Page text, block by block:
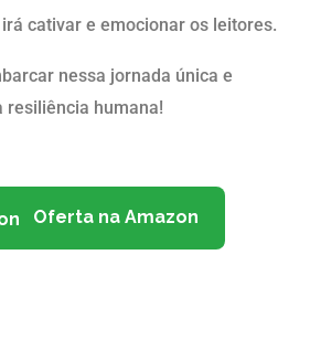
cativar e emocionar os leitores.
nessa jornada única e
resiliência humana!
Oferta na Amazon